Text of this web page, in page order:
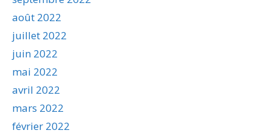
août 2022
juillet 2022
juin 2022
mai 2022
avril 2022
mars 2022
février 2022